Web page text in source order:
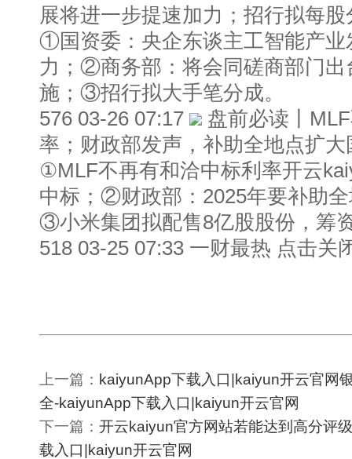
展将进一步提速加力；招行拟每股
①国资委：央企东谈主工智能产业
力；②商务部：将会同磋商部门出
施；③招行拟大手笔分成。
576 03-26 07:17
盘前必读丨
率；财政部发声，补助全地点扩大
①MLF不再有和洽中标利率开云
中标；②财政部：2025年要补助
③小米集团拟配售8亿股股份，筹
518 03-25 07:33 一财最热 点击关
上一篇： kaiyunApp下载入口|kaiyun开云官网
全-kaiyunApp下载入口|kaiyun开云官网
下一篇： 开云kaiyun官方网站若能达到高分评
载入口|kaiyun开云官网